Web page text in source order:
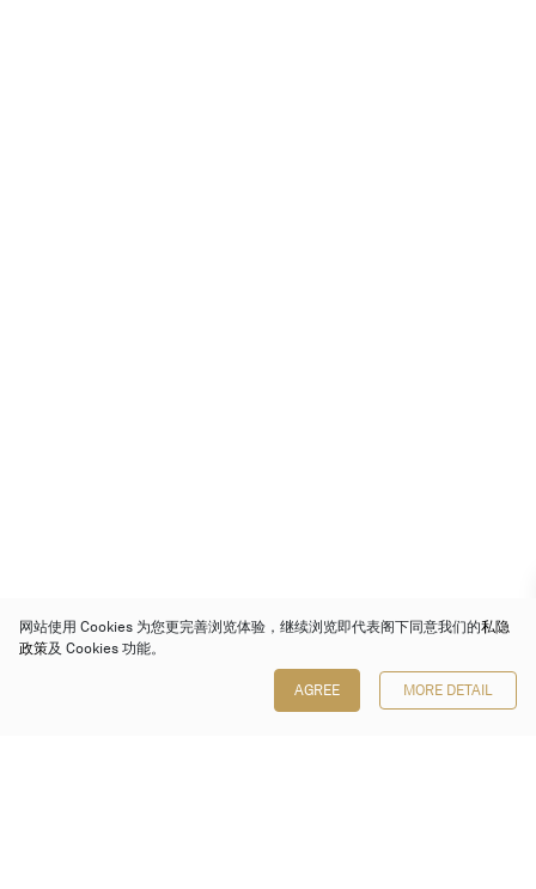
网站使用 Cookies 为您更完善浏览体验，继续浏览即代表阁下同意我们的私隐
政策及 Cookies 功能。
AGREE MORE DETAIL